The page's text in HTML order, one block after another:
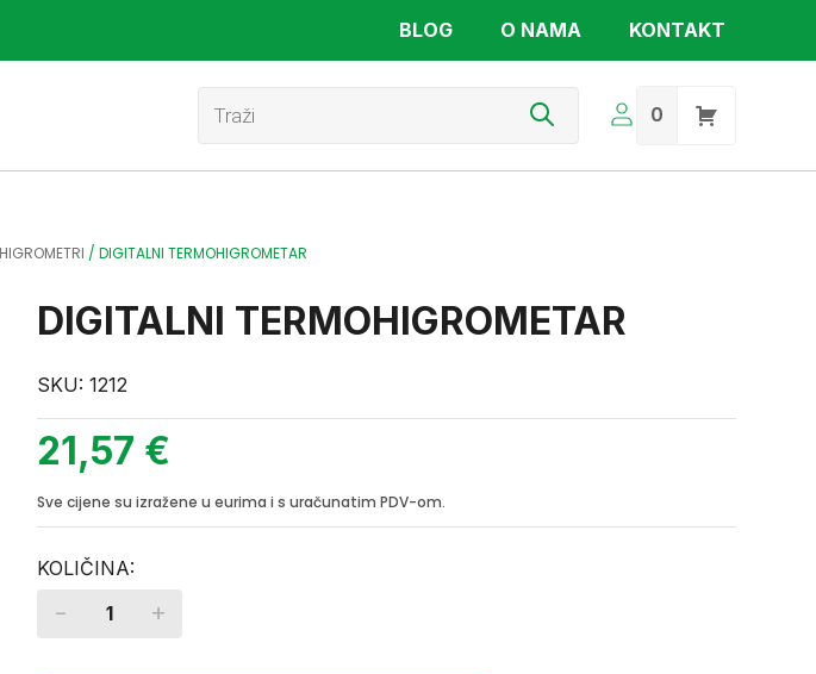
BLOG O NAMA KONTAKT
Products
search 0
/DIGITALNI TERMOHIGROMETAR
DIGITALNI TERMOHIGROMETAR
SKU:1212
21,57 €
Sve cijene su izražene u eurima i s uračunatim PDV-om.
Quantity
- +